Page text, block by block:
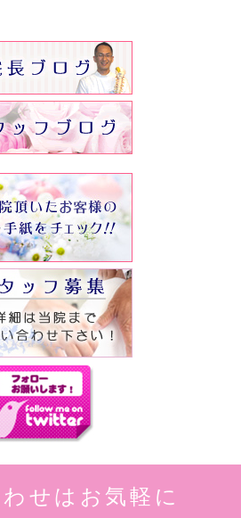
せはお気軽に